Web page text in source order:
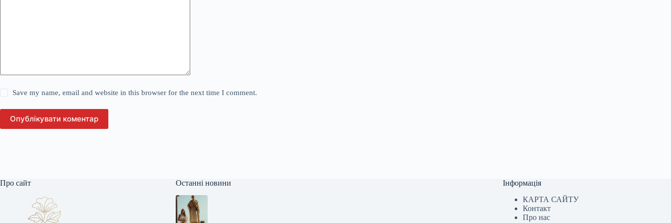
Save my name, email and website in this browser for the next time I comment.
Опублікувати коментар
Про сайт Останні новини
Інформація
КАРТА САЙТУ
Контакт
Про нас